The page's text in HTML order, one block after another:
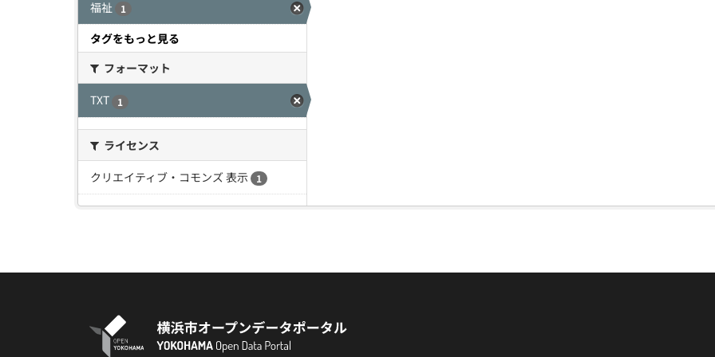
福祉 1
タグをもっと見る
フォーマット
TXT
1
ライセンス
クリエイティブ・コモンズ 表示
1